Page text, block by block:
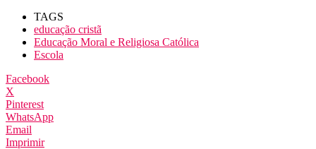
TAGS
educação cristã
Educação Moral e Religiosa Católica
Escola
Facebook
X
Pinterest
WhatsApp
Email
Imprimir